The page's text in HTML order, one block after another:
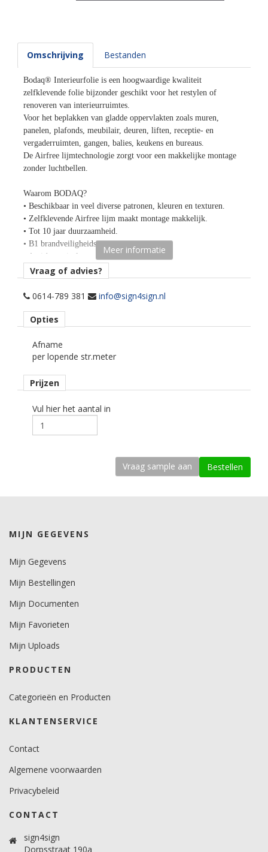
Omschrijving Bestanden
Bodaq® Interieurfolie is een hoogwaardige kwaliteit
zelfklevende folie bijzonder geschikt voor het restylen of
renoveren van interieurruimtes.
Voor het beplakken van gladde oppervlakten zoals muren,
panelen, plafonds, meubilair, deuren, liften, receptie- en
vergaderruimten, gangen, balies, keukens en bureaus.
De Airfree lijmtechnologie zorgt voor een makkelijke montage
zonder luchtbellen.
Waarom BODAQ?
• Beschikbaar in veel diverse patronen, kleuren en texturen.
• Zelfklevende Airfree lijm maakt montage makkelijk.
• Tot 10 jaar duurzaamheid.
• B1 brandveiligheidscertificaat.
• Anti-bacterieel oppervlak.
• Bestand tegen krassen, vocht, bacteriën, schimmels,
verontreinigende stoffen.
• Hittebestendig tot 110 graden Celsius.
122 cm cm.
per strekkende meter.
Materiaaltype
vlak, licht gebogen.
Dikte
minimaal 12 graden voor vlakke ondergronden.
minimaal 18 graden voor gebogen ondergronden.
Temperatuurbereik (°C)
10 -30 graden.
Meer informatie
Vraag of advies?
0614-789 381 info@sign4sign.nl
Opties
Afname
per lopende str.meter
Prijzen
Vul hier het aantal in
MIJN GEGEVENS
Mijn Gegevens
Mijn Bestellingen
Mijn Documenten
Mijn Favorieten
Mijn Uploads
PRODUCTEN
Categorieën en Producten
KLANTENSERVICE
Contact
Algemene voorwaarden
Privacybeleid
CONTACT
sign4sign
Dorpsstraat 190a